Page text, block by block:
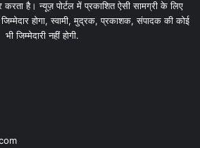
करता है। न्यूज़ पोर्टल में प्रकाशित ऐसी सामग्री के लिए
होगा, स्वामी, मुद्रक, प्रकाशक, संपादक की कोई
भी जिम्मेदारी नहीं होगी.